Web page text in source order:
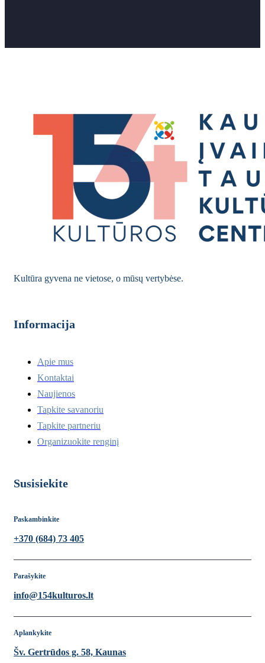
Kultūra gyvena ne vietose, o mūsų vertybėse.
Informacija
Apie mus
Kontaktai
Naujienos
Tapkite savanoriu
Tapkite partneriu
Organizuokite renginį
Susisiekite
Paskambinkite
+370 (684) 73 405
Parašykite
info@154kulturos.lt
Aplankykite
Šv. Gertrūdos g. 58, Kaunas